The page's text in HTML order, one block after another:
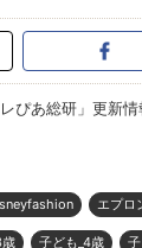
ぴあ総研」更新
エプロ
子ども_4歳